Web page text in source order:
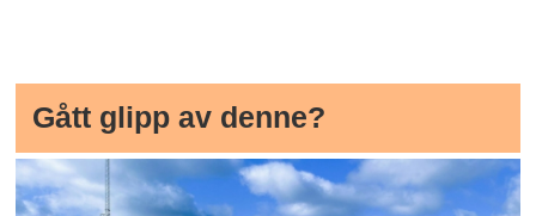
Gått glipp av denne?